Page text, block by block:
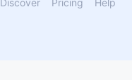
Discover Pricing Help